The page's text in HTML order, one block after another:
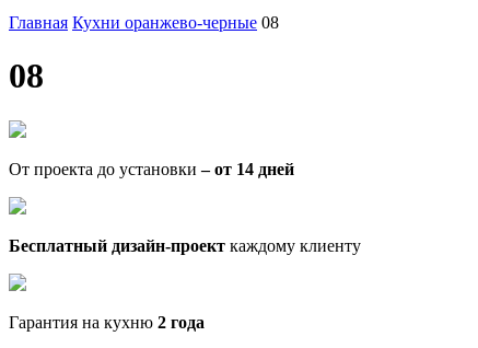
Главная Кухни оранжево-черные 08
08
От проекта до установки– от 14 дней
Бесплатный дизайн-проект каждому клиенту
Гарантия на кухню 2 года